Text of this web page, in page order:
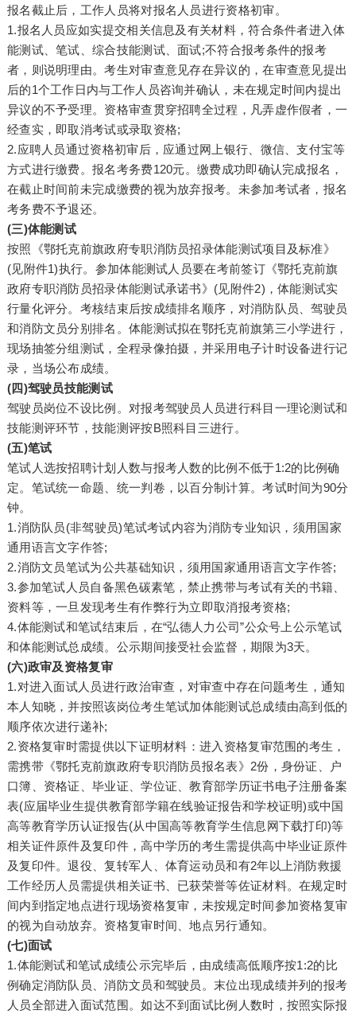
报名截止后，工作人员将对报名人员进行资格初审。
1.报名人员应如实提交相关信息及有关材料，符合条件者进入体
能测试、笔试、综合技能测试、面试;不符合报考条件的报考
者，则说明理由。考生对审查意见存在异议的，在审查意见提出
后的1个工作日内与工作人员咨询并确认，未在规定时间内提出
异议的不予受理。资格审查贯穿招聘全过程，凡弄虚作假者，一
经查实，即取消考试或录取资格;
2.应聘人员通过资格初审后，应通过网上银行、微信、支付宝等
方式进行缴费。报名考务费120元。缴费成功即确认完成报名，
在截止时间前未完成缴费的视为放弃报考。未参加考试者，报名
考务费不予退还。
(三)体能测试
按照《鄂托克前旗政府专职消防员招录体能测试项目及标准》
(见附件1)执行。参加体能测试人员要在考前签订《鄂托克前旗
政府专职消防员招录体能测试承诺书》(见附件2)，体能测试实
行量化评分。考核结束后按成绩排名顺序，对消防队员、驾驶员
和消防文员分别排名。体能测试拟在鄂托克前旗第三小学进行，
现场抽签分组测试，全程录像拍摄，并采用电子计时设备进行记
录，当场公布成绩。
(四)驾驶员技能测试
驾驶员岗位不设比例。对报考驾驶员人员进行科目一理论测试和
技能测评环节，技能测评按B照科目三进行。
(五)笔试
笔试人选按招聘计划人数与报考人数的比例不低于1:2的比例确
定。笔试统一命题、统一判卷，以百分制计算。考试时间为90分
钟。
1.消防队员(非驾驶员)笔试考试内容为消防专业知识，须用国家
通用语言文字作答;
2.消防文员笔试为公共基础知识，须用国家通用语言文字作答;
3.参加笔试人员自备黑色碳素笔，禁止携带与考试有关的书籍、
资料等，一旦发现考生有作弊行为立即取消报考资格;
4.体能测试和笔试结束后，在“弘德人力公司”公众号上公示笔试
和体能测试总成绩。公示期间接受社会监督，期限为3天。
(六)政审及资格复审
1.对进入面试人员进行政治审查，对审查中存在问题考生，通知
本人知晓，并按照该岗位考生笔试加体能测试总成绩由高到低的
顺序依次进行递补;
2.资格复审时需提供以下证明材料：进入资格复审范围的考生，
需携带《鄂托克前旗政府专职消防员报名表》2份，身份证、户
口簿、资格证、毕业证、学位证、教育部学历证书电子注册备案
表(应届毕业生提供教育部学籍在线验证报告和学校证明)或中国
高等教育学历认证报告(从中国高等教育学生信息网下载打印)等
相关证件原件及复印件，高中学历的考生需提供高中毕业证原件
及复印件。退役、复转军人、体育运动员和有2年以上消防救援
工作经历人员需提供相关证书、已获荣誉等佐证材料。在规定时
间内到指定地点进行现场资格复审，未按规定时间参加资格复审
的视为自动放弃。资格复审时间、地点另行通知。
(七)面试
1.体能测试和笔试成绩公示完毕后，由成绩高低顺序按1:2的比
例确定消防队员、消防文员和驾驶员。末位出现成绩并列的报考
人员全部进入面试范围。如达不到面试比例人数时，按照实际报